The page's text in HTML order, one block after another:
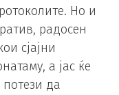
Но и
радосен
сјајни
а јас ќе
да